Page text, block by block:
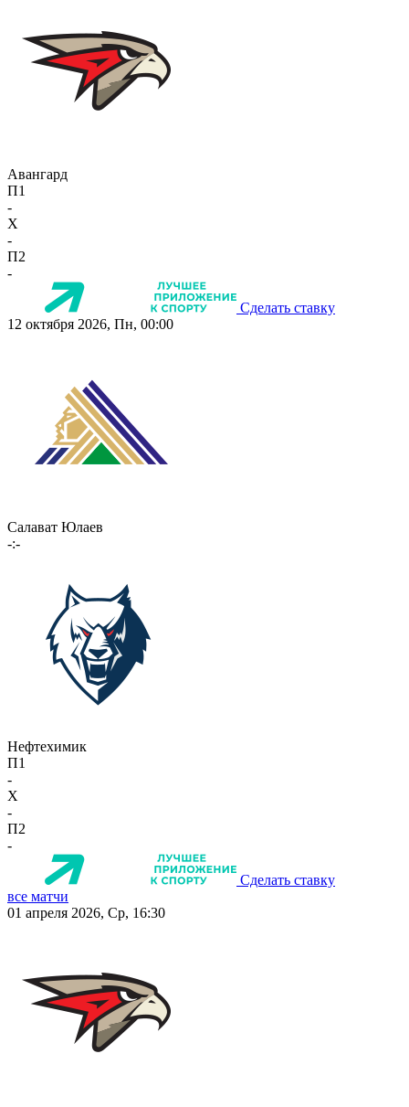
Авангард
П1
-
X
-
П2
-
Сделать ставку
12 октября 2026, Пн, 00:00
Салават Юлаев
-:-
Нефтехимик
П1
-
X
-
П2
-
Сделать ставку
все матчи
01 апреля 2026, Ср, 16:30